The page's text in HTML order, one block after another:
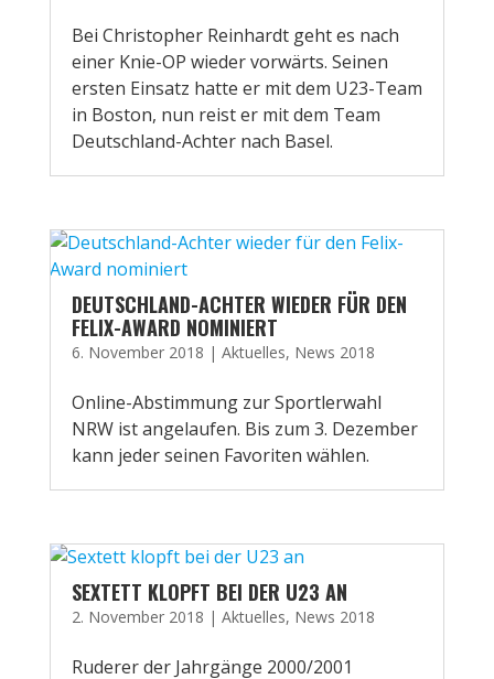
Bei Christopher Reinhardt geht es nach
einer Knie-OP wieder vorwärts. Seinen
ersten Einsatz hatte er mit dem U23-Team
in Boston, nun reist er mit dem Team
Deutschland-Achter nach Basel.
DEUTSCHLAND-ACHTER WIEDER FÜR DEN
FELIX-AWARD NOMINIERT
6. November 2018 | Aktuelles, News 2018
Online-Abstimmung zur Sportlerwahl
NRW ist angelaufen. Bis zum 3. Dezember
kann jeder seinen Favoriten wählen.
SEXTETT KLOPFT BEI DER U23 AN
2. November 2018 | Aktuelles, News 2018
Ruderer der Jahrgänge 2000/2001